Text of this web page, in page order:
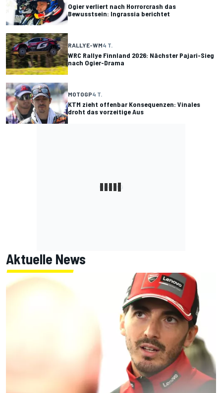
Ogier verliert nach Horrorcrash das
Bewusstsein: Ingrassia berichtet
RALLYE-WM4 T.
WRC Rallye Finnland 2026: Nächster Pajari-Sieg
nach Ogier-Drama
MOTOGP4 T.
KTM zieht offenbar Konsequenzen: Vinales
droht das vorzeitige Aus
Aktuelle News